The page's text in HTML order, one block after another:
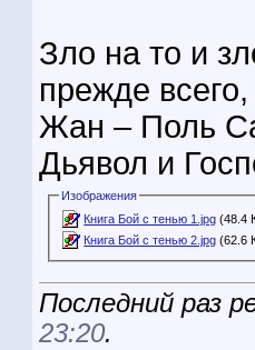
Зло на то и
прежде
Жан – Поль
Дьявол и
Изображения
Книга Бой с тенью 1.jpg (48.4
Книга Бой с тенью 2.jpg (62.6
Последний раз
23:20.